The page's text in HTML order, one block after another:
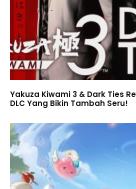
Yakuza Kiwami 3 & Dark Ties
DLC Yang Bikin Tambah Seru!